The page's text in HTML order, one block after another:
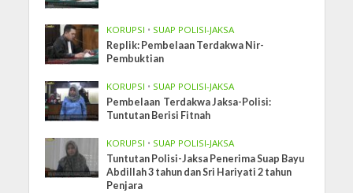
KORUPSI • SUAP POLISI-JAKSA
Replik: Pembelaan Terdakwa Nir-
Pembuktian
KORUPSI • SUAP POLISI-JAKSA
Pembelaan Terdakwa Jaksa-Polisi:
Tuntutan Berisi Fitnah
KORUPSI • SUAP POLISI-JAKSA
Tuntutan Polisi-Jaksa Penerima Suap Bayu
Abdillah 3 tahun dan Sri Hariyati 2 tahun
Penjara